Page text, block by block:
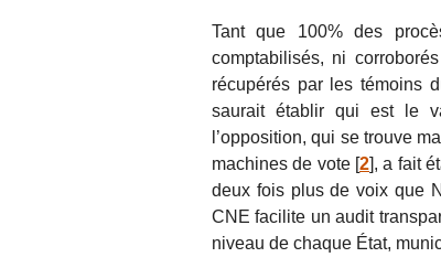
Tant que 100% des
comptabilisés, ni
récupérés par les témoins
saurait établir qui est le
l’opposition, qui se trouve
machines de vote[2], a fait
deux fois plus de voix que
CNE facilite un audit
niveau de chaque État,